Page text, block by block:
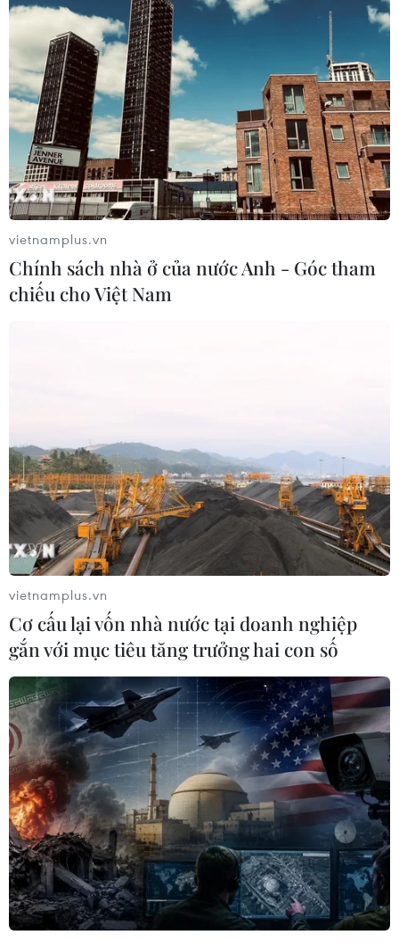
vietnamplus.vn
Chính sách nhà ở của nước Anh - Góc tham
chiếu cho Việt Nam
vietnamplus.vn
Cơ cấu lại vốn nhà nước tại doanh nghiệp
gắn với mục tiêu tăng trưởng hai con số